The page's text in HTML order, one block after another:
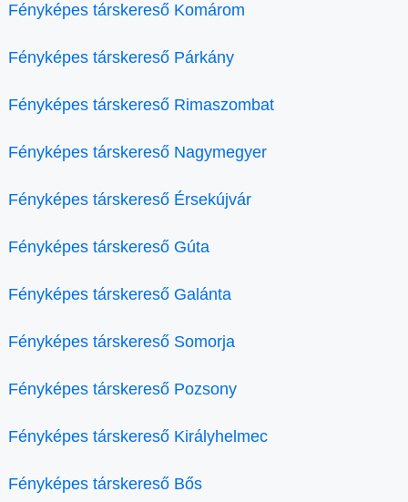
Fényképes társkereső Komárom
Fényképes társkereső Párkány
Fényképes társkereső Rimaszombat
Fényképes társkereső Nagymegyer
Fényképes társkereső Érsekújvár
Fényképes társkereső Gúta
Fényképes társkereső Galánta
Fényképes társkereső Somorja
Fényképes társkereső Pozsony
Fényképes társkereső Királyhelmec
Fényképes társkereső Bős